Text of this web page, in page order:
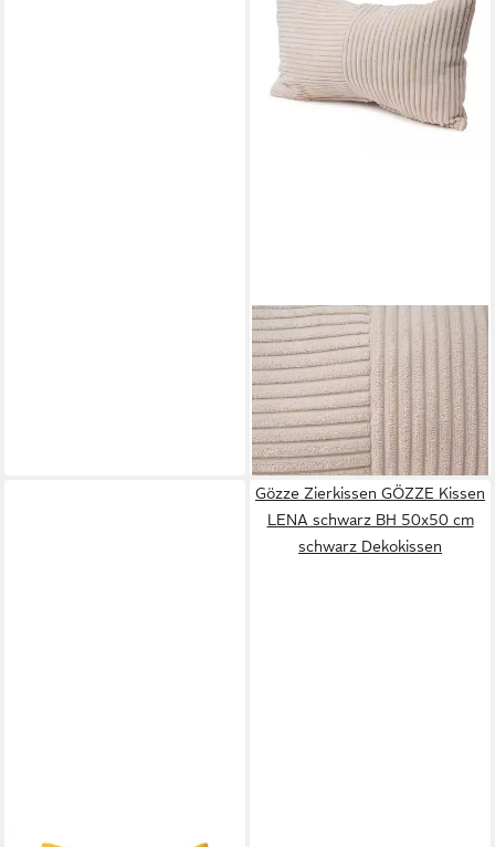
GÖZZE
Zierkissen GÖZZE Kissen
ANAFI creme BHT 50x8x30
cm beige Dekokissen
10,90 €
lieferbar - in 4-5 Werktagen bei dir
Gözze Zierkissen GÖZZE Kissen
LENA schwarz BH 50x50 cm
schwarz Dekokissen